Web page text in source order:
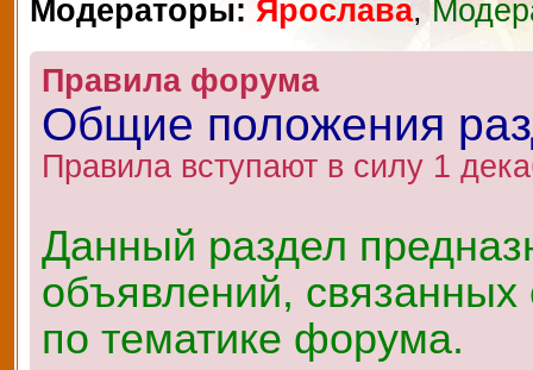
Модераторы: Ярослава,
Правила форума
Общие положения
Правила вступают в силу 1
Данный раздел
объявлений,
по тематике форума.